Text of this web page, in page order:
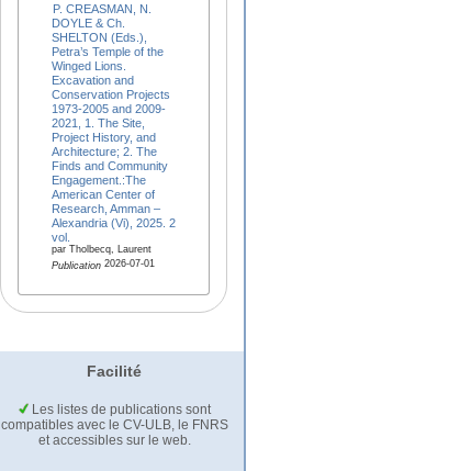
P. CREASMAN, N.
DOYLE & Ch.
SHELTON (Eds.),
Petra’s Temple of the
Winged Lions.
Excavation and
Conservation Projects
1973-2005 and 2009-
2021, 1. The Site,
Project History, and
Architecture; 2. The
Finds and Community
Engagement.:The
American Center of
Research, Amman –
Alexandria (Vi), 2025. 2
vol.
par Tholbecq, Laurent
Publication2026-07-01
Facilité
Les listes de publications sont
compatibles avec le CV-ULB, le FNRS
et accessibles sur le web.